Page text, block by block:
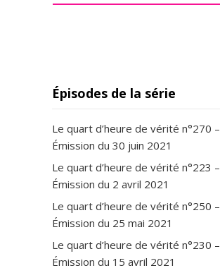
Épisodes de la série
Le quart d’heure de vérité n°270 –
Émission du 30 juin 2021
Le quart d’heure de vérité n°223 –
Émission du 2 avril 2021
Le quart d’heure de vérité n°250 –
Émission du 25 mai 2021
Le quart d’heure de vérité n°230 –
Émission du 15 avril 2021